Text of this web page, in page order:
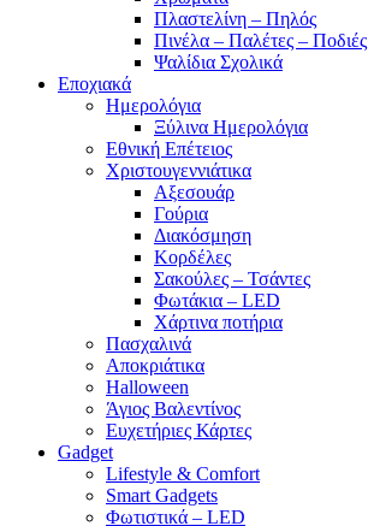
Πλαστελίνη – Πηλός
Πινέλα – Παλέτες – Ποδιές
Ψαλίδια Σχολικά
Εποχιακά
Ημερολόγια
Ξύλινα Ημερολόγια
Εθνική Επέτειος
Χριστουγεννιάτικα
Αξεσουάρ
Γούρια
Διακόσμηση
Κορδέλες
Σακούλες – Τσάντες
Φωτάκια – LED
Χάρτινα ποτήρια
Πασχαλινά
Αποκριάτικα
Halloween
Άγιος Βαλεντίνος
Ευχετήριες Κάρτες
Gadget
Lifestyle & Comfort
Smart Gadgets
Φωτιστικά – LED